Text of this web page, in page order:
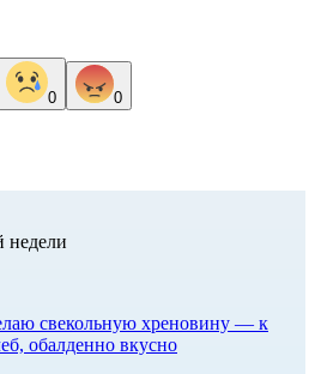
0 0
недели
свекольную хреновину — к
обалденно вкусно